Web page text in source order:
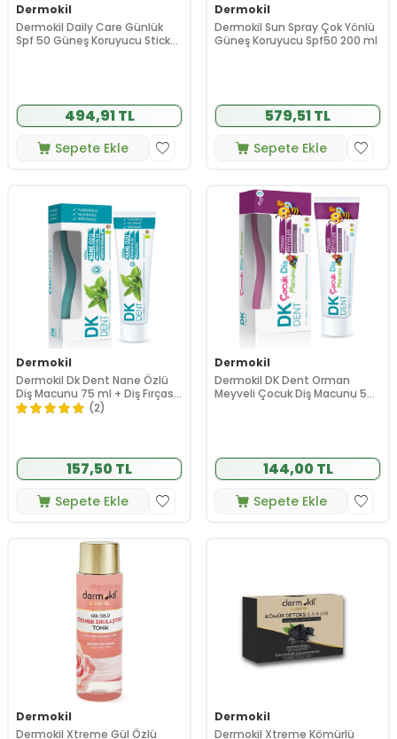
Dermokil
Dermokil Daily Care Günlük
Spf 50 Güneş Koruyucu Stick
494,91 TL
Sepete Ekle
Dermokil
Dermokil Sun Spray Çok Yönlü
Güneş Koruyucu Spf50 200 ml
579,51 TL
Sepete Ekle
Dermokil
Dermokil Dk Dent Nane Özlü
Diş Macunu 75 ml + Diş Fırçası
HEDİYE
(2)
157,50 TL
Sepete Ekle
Dermokil
Dermokil DK Dent Orman
Meyveli Çocuk Diş Macunu 50
144,00 TL
Sepete Ekle
Dermokil
Dermokil Xtreme Gül Özlü
Dermokil
Dermokil Xtreme Kömürlü